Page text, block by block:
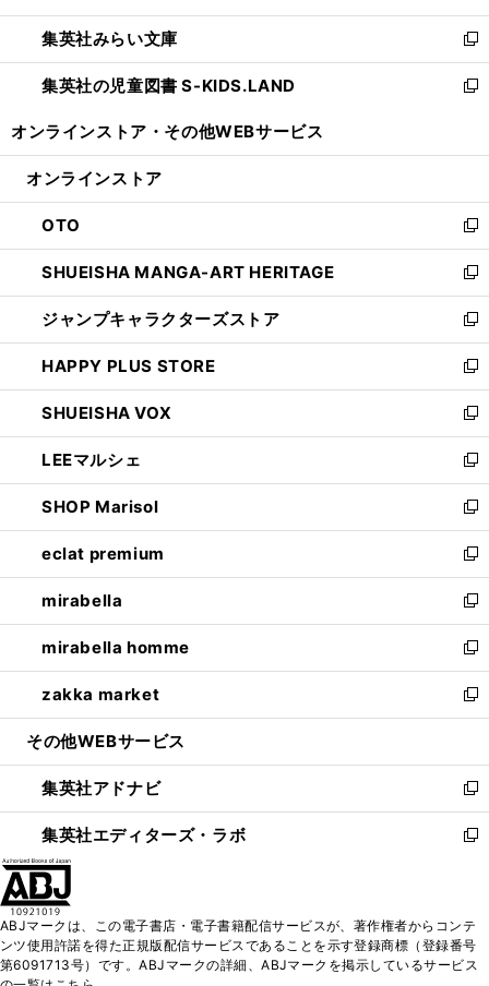
開
く
ウ
で
開
く
ン
ド
ウ
で
ウ
ィ
ン
ド
開
集英社みらい文庫
新
し
い
ン
ウ
で
開
く
集英社の児童図書 S-KIDS.LAND
新
ウ
ン
ド
ウ
で
開
く
オンラインストア・ その他WEBサービス
オンラインストア
OTO
新
し
い
ウ
ィ
ン
ド
ウ
で
開
く
SHUEISHA MANGA-ART HERITAGE
新
し
い
ウ
ィ
ン
ド
ウ
で
開
く
ジャンプキャラクターズストア
新
し
い
ウ
ィ
ン
ド
ウ
で
開
く
HAPPY PLUS STORE
新
し
い
ウ
ィ
ン
ド
ウ
で
開
く
SHUEISHA VOX
新
し
い
ウ
ィ
ン
ド
ウ
で
開
く
LEEマルシェ
新
し
い
ウ
ィ
ン
ド
ウ
で
開
く
SHOP Marisol
新
し
い
ウ
ィ
ン
ド
ウ
で
開
eclat premium
新
し
い
ウ
ィ
ン
ド
ウ
開
く
mirabella
新
し
い
ウ
ィ
ン
ウ
で
開
く
mirabella homme
新
し
い
ウ
ン
ド
ウ
で
zakka market
新
し
ウ
ィ
ン
ド
く
その他WEBサービス
集英社アドナビ
新
し
い
ド
ウ
で
集英社エディターズ・ラボ
新
ィ
ン
ド
ABJマークは、この電子書店・電子書籍配信サービスが、著作権者からコンテ
ンツ使用許諾を得た正規版配信サービスであることを示す登録商標（登録番号
第6091713号）です。ABJマークの詳細、ABJマークを掲示しているサービス